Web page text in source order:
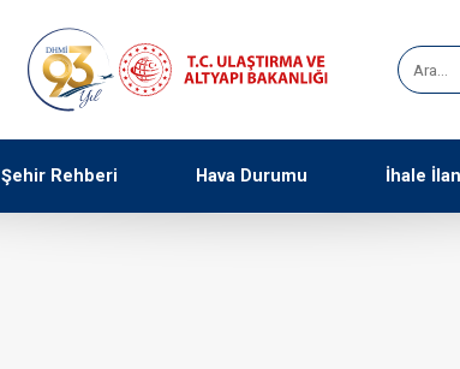
Şehir Rehberi Hava Durumu İhale